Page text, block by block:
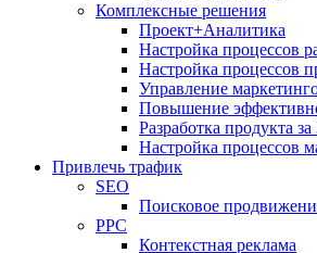
Комплексные решения
Проект+Аналитика
Настройка процессов
Настройка процессов
Управление
Повышение
Разработка продукта за
Настройка процессов
Привлечь трафик
SEO
Поисковое
PPC
Контекстная реклама